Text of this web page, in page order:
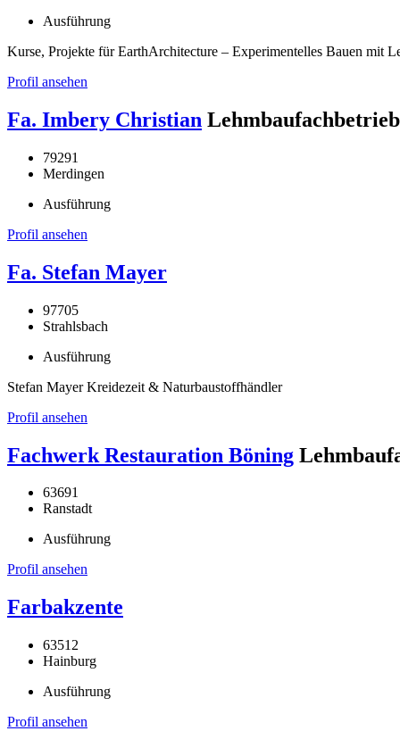
Ausführung
Kurse, Projekte für EarthArchitecture – Experimentelles Bauen mit
Profil ansehen
Fa. Imbery Christian Lehmbaufachbetrieb
79291
Merdingen
Ausführung
Profil ansehen
Fa. Stefan Mayer
97705
Strahlsbach
Ausführung
Stefan Mayer Kreidezeit & Naturbaustoffhändler
Profil ansehen
Fachwerk Restauration Böning
63691
Ranstadt
Ausführung
Profil ansehen
Farbakzente
63512
Hainburg
Ausführung
Profil ansehen